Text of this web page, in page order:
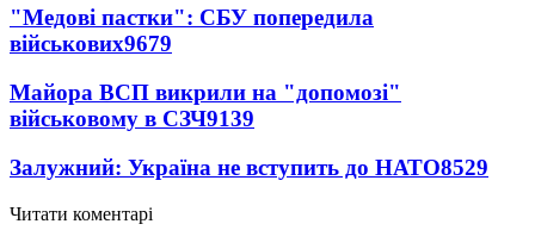
"Медові пастки": СБУ попередила
військових9679
Майора ВСП викрили на "допомозі"
військовому в СЗЧ9139
Залужний: Україна не вступить до НАТО8529
Читати коментарі